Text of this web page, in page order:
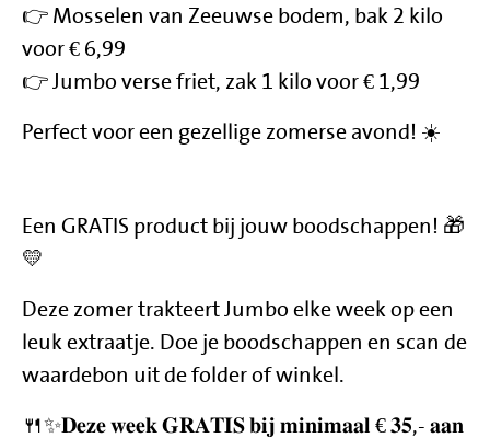
👉 Mosselen van Zeeuwse bodem, bak 2 kilo
voor € 6,99
👉 Jumbo verse friet, zak 1 kilo voor € 1,99
Perfect voor een gezellige zomerse avond! ☀️
Een GRATIS product bij jouw boodschappen! 🎁
💛
Deze zomer trakteert Jumbo elke week op een
leuk extraatje. Doe je boodschappen en scan de
waardebon uit de folder of winkel.
🍴✨𝐃𝐞𝐳𝐞 𝐰𝐞𝐞𝐤 𝐆𝐑𝐀𝐓𝐈𝐒 𝐛𝐢𝐣 𝐦𝐢𝐧𝐢𝐦𝐚𝐚𝐥 € 𝟑𝟓,- 𝐚𝐚𝐧